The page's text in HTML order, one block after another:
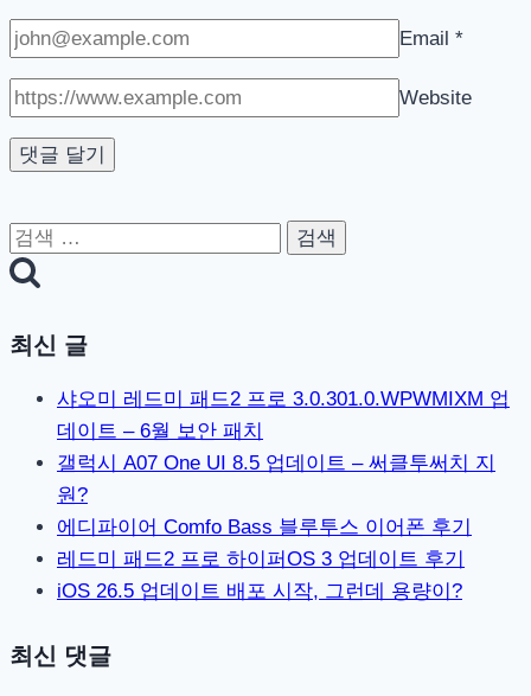
렌
트
앤
드
Email *
Website
검
색:
최신 글
샤오미 레드미 패드2 프로 3.0.301.0.WPWMIXM 업
데이트 – 6월 보안 패치
갤럭시 A07 One UI 8.5 업데이트 – 써클투써치 지
원?
에디파이어 Comfo Bass 블루투스 이어폰 후기
레드미 패드2 프로 하이퍼OS 3 업데이트 후기
iOS 26.5 업데이트 배포 시작, 그런데 용량이?
최신 댓글